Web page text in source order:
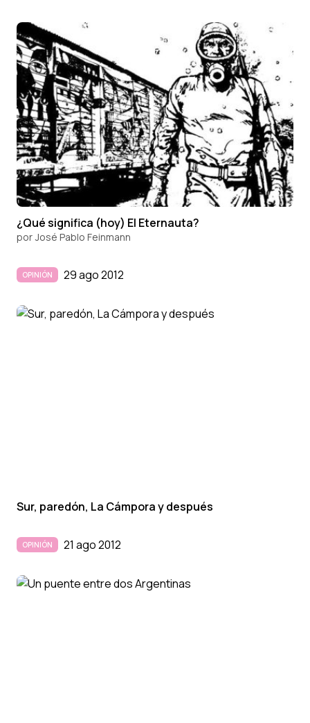
¿Qué significa (hoy) El Eternauta?
por José Pablo Feinmann
OPINIÓN 29 ago 2012
Sur, paredón, La Cámpora y después
OPINIÓN 21 ago 2012